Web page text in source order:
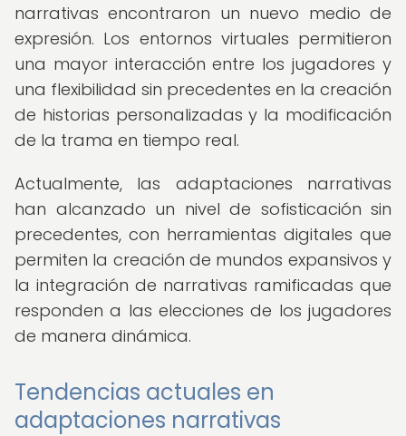
narrativas encontraron un nuevo medio de
expresión. Los entornos virtuales permitieron
una mayor interacción entre los jugadores y
una flexibilidad sin precedentes en la creación
de historias personalizadas y la modificación
de la trama en tiempo real.
Actualmente, las adaptaciones narrativas
han alcanzado un nivel de sofisticación sin
precedentes, con herramientas digitales que
permiten la creación de mundos expansivos y
la integración de narrativas ramificadas que
responden a las elecciones de los jugadores
de manera dinámica.
Tendencias actuales en
adaptaciones narrativas